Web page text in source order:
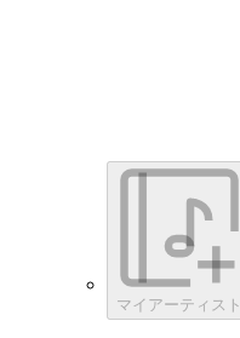
マイアーティスト